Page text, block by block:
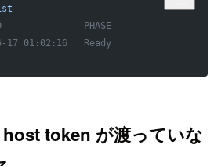
PHASE
17 01:02:16   Ready
token が渡っていな